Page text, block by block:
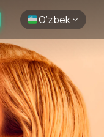
O’zbek